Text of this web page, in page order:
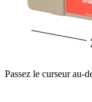
Passez le curseur au-